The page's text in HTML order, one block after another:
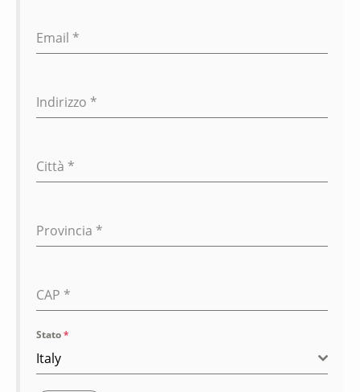
Email *
Indirizzo *
Città *
Provincia *
CAP *
Stato*
Italy